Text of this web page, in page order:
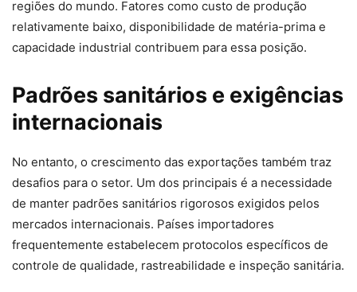
regiões do mundo. Fatores como custo de produção
relativamente baixo, disponibilidade de matéria-prima e
capacidade industrial contribuem para essa posição.
Padrões sanitários e exigências
internacionais
No entanto, o crescimento das exportações também traz
desafios para o setor. Um dos principais é a necessidade
de manter padrões sanitários rigorosos exigidos pelos
mercados internacionais. Países importadores
frequentemente estabelecem protocolos específicos de
controle de qualidade, rastreabilidade e inspeção sanitária.